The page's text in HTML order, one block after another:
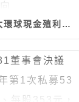
振大環球現金殖利率近6%；今年營運看正向